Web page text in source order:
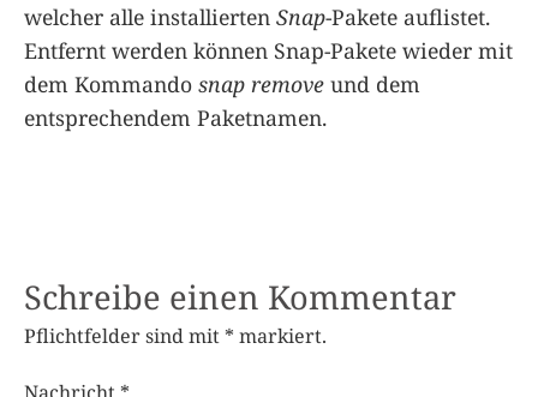
welcher alle installierten Snap-Pakete auflistet.
Entfernt werden können Snap-Pakete wieder mit
dem Kommando snap remove und dem
entsprechendem Paketnamen.
Schreibe einen Kommentar
Pflichtfelder sind mit * markiert.
Nachricht *